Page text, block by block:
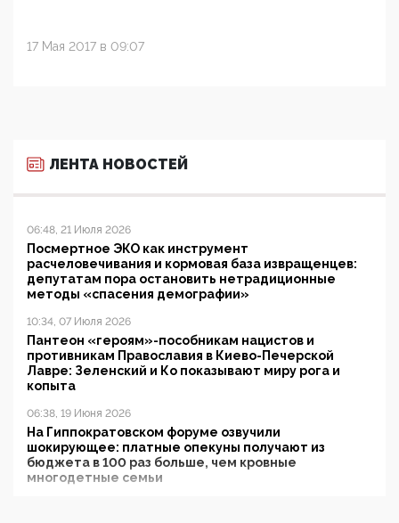
17 Мая 2017 в 09:07
ЛЕНТА НОВОСТЕЙ
06:48, 21 Июля 2026
Посмертное ЭКО как инструмент
расчеловечивания и кормовая база извращенцев:
депутатам пора остановить нетрадиционные
методы «спасения демографии»
10:34, 07 Июля 2026
Пантеон «героям»-пособникам нацистов и
противникам Православия в Киево-Печерской
Лавре: Зеленский и Ко показывают миру рога и
копыта
06:38, 19 Июня 2026
На Гиппократовском форуме озвучили
шокирующее: платные опекуны получают из
бюджета в 100 раз больше, чем кровные
многодетные семьи